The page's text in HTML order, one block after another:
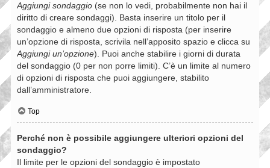
Aggiungi sondaggio (se non lo vedi, probabilmente non hai il
diritto di creare sondaggi). Basta inserire un titolo per il
sondaggio e almeno due opzioni di risposta (per inserire
un’opzione di risposta, scrivila nell’apposito spazio e clicca su
Aggiungi un’opzione). Puoi anche stabilire i giorni di durata
del sondaggio (0 per non porre limiti). C’è un limite al numero
di opzioni di risposta che puoi aggiungere, stabilito
dall’amministratore.
Top
Perché non è possibile aggiungere ulteriori opzioni del
sondaggio?
Il limite per le opzioni del sondaggio è impostato